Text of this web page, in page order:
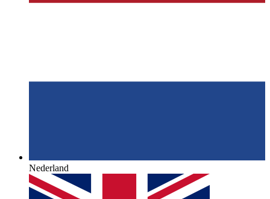
Nederland